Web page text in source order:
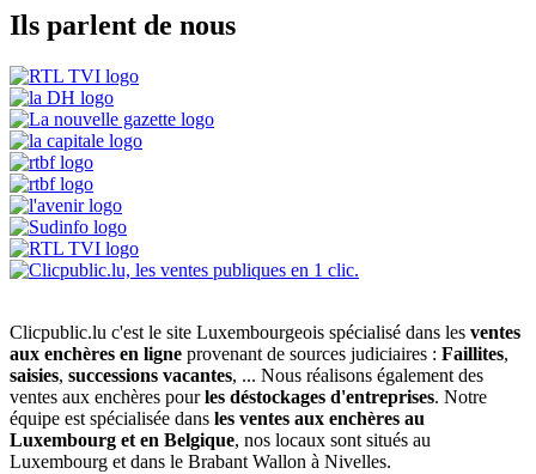
Ils parlent de nous
Clicpublic.lu c'est le site Luxembourgeois spécialisé dans les ventes
aux enchères en ligne provenant de sources judiciaires : Faillites,
saisies, successions vacantes, ... Nous réalisons également des
ventes aux enchères pourles déstockages d'entreprises. Notre
équipe est spécialisée dans les ventes aux enchères au
Luxembourg et en Belgique, nos locaux sont situés au
Luxembourg et dans le Brabant Wallon à Nivelles.